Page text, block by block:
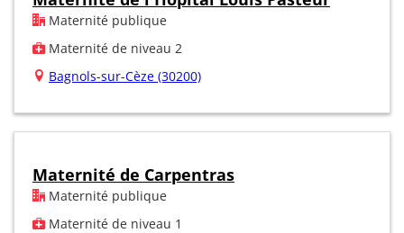
Maternité publique
Maternité de niveau 2
Bagnols-sur-Cèze (30200)
Maternité de Carpentras
Maternité publique
Maternité de niveau 1